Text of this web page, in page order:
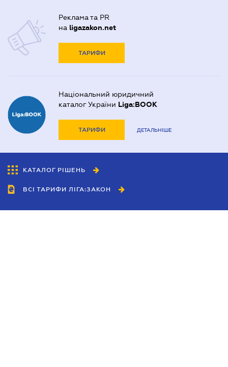
Реклама та PR
на ligazakon.net
ТАРИФИ
Національний юридичний
каталог України Liga:BOOK
ТАРИФИ ДЕТАЛЬНІШЕ
КАТАЛОГ РІШЕНЬ
ВСІ ТАРИФИ ЛІГА:ЗАКОН